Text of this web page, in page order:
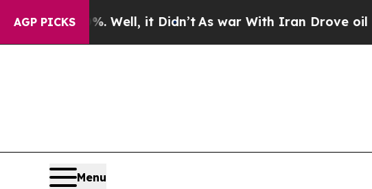
AGP PICKS
40%. Well, it Didn’t As war With Iran Drove oil
Menu